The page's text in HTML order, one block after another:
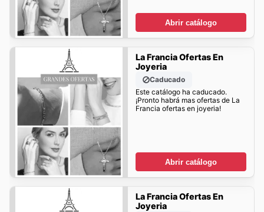
Abrir catálogo
La Francia Ofertas En
Joyeria
Caducado
Este catálogo ha caducado.
¡Pronto habrá mas ofertas de La
Francia ofertas en joyeria!
Abrir catálogo
La Francia Ofertas En
Joyeria